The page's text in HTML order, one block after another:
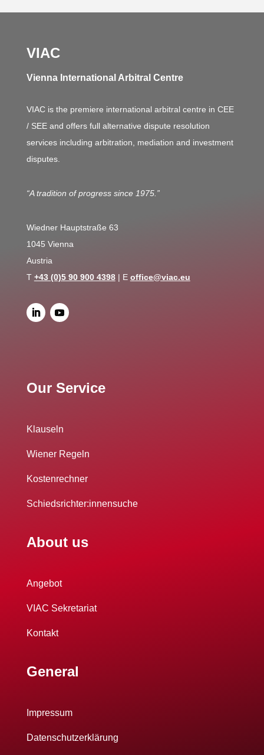
VIAC
Vienna International Arbitral Centre
VIAC is the premiere international arbitral centre in CEE
/ SEE and offers full alternative dispute resolution
services including arbitration, mediation and investment
disputes.
“A tradition of progress since 1975.”
Wiedner Hauptstraße 63
1045 Vienna
Austria
T +43 (0)5 90 900 4398| E office@viac.eu
Our Service
Klauseln
Wiener Regeln
Kostenrechner
Schiedsrichter:innensuche
About us
Angebot
VIAC Sekretariat
Kontakt
General
Impressum
Datenschutzerklärung